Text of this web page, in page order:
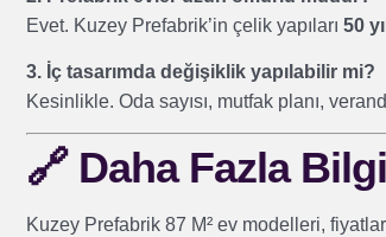
Evet. Kuzey Prefabrik’in çelik yapıları 50
3. İç tasarımda değişiklik yapılabilir mi?
Kesinlikle. Oda sayısı, mutfak planı,
🔗 Daha Fazla
Kuzey Prefabrik 87 M² ev modelleri,